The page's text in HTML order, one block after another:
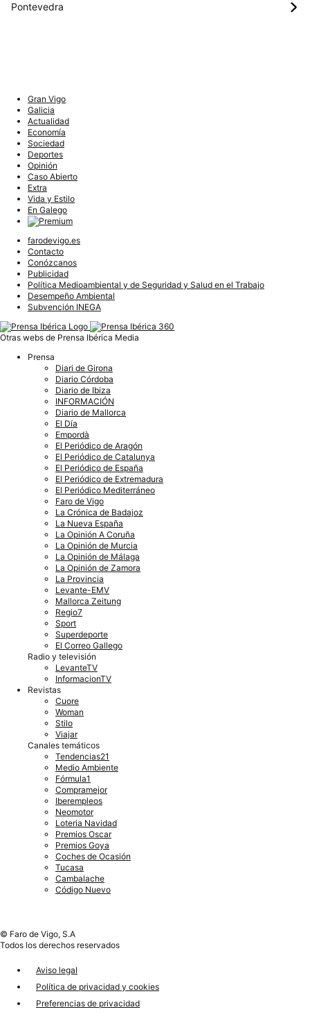
Pontevedra
Gran Vigo
Galicia
Actualidad
Economía
Sociedad
Deportes
Opinión
Caso Abierto
Extra
Vida y Estilo
En Galego
farodevigo.es
Contacto
Conózcanos
Publicidad
Política Medioambiental y de Seguridad y Salud en el Trabajo
Desempeño Ambiental
Subvención INEGA
Otras webs de Prensa Ibérica Media
Prensa
Diari de Girona
Diario Córdoba
Diario de Ibiza
INFORMACIÓN
Diario de Mallorca
El Día
Empordà
El Periódico de Aragón
El Periódico de Catalunya
El Periódico de España
El Periódico de Extremadura
El Periódico Mediterráneo
Faro de Vigo
La Crónica de Badajoz
La Nueva España
La Opinión A Coruña
La Opinión de Murcia
La Opinión de Málaga
La Opinión de Zamora
La Provincia
Levante-EMV
Mallorca Zeitung
Regio7
Sport
Superdeporte
El Correo Gallego
Radio y televisión
LevanteTV
InformacionTV
Revistas
Cuore
Woman
Stilo
Viajar
Canales temáticos
Tendencias21
Medio Ambiente
Fórmula1
Compramejor
Iberempleos
Neomotor
Loteria Navidad
Premios Oscar
Premios Goya
Coches de Ocasión
Tucasa
Cambalache
Código Nuevo
© Faro de Vigo, S.A
Todos los derechos reservados
Aviso legal
Política de privacidad y cookies
Preferencias de privacidad